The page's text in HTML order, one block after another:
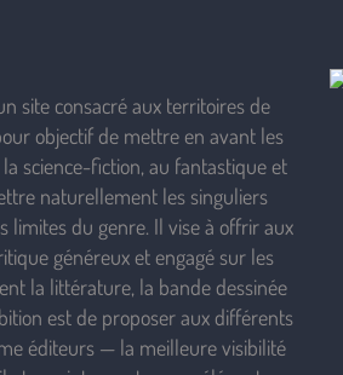
site consacré aux territoires de
objectif de mettre en avant les
science-fiction, au fantastique et
naturellement les singuliers
limites du genre. Il vise à offrir aux
généreux et engagé sur les
la littérature, la bande dessinée
est de proposer aux différents
éditeurs — la meilleure visibilité